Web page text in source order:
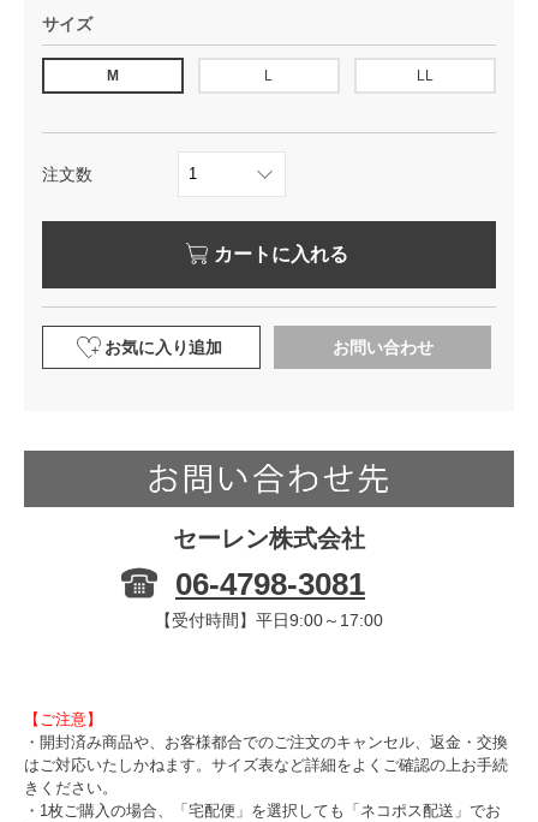
サイズ
M L LL
注文数
カートに入れる
お気に入り追加 お問い合わせ
セーレン株式会社
06-4798-3081
【受付時間】平日9:00～17:00
【ご注意】
・開封済み商品や、お客様都合でのご注文のキャンセル、返金・交換
はご対応いたしかねます。サイズ表など詳細をよくご確認の上お手続
きください。
・1枚ご購入の場合、「宅配便」を選択しても「ネコポス配送」でお